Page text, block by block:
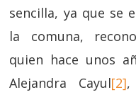
sencilla, ya que se
la comuna,
quien hace unos
Alejandra Cayul[2],